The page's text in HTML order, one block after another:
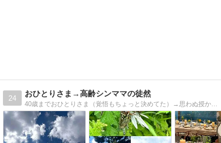
24
おひとりさま→高齢シンママの徒然
40歳までおひとりさま（覚悟もちょっと決めてた）→思わぬ授かりで高齢シングルマザーの、育児ネタ・体験談と大好きな海外ドラマのことを徒然、備忘録的に書いていこうと思います。